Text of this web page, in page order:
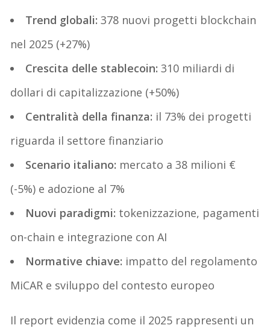
Trend globali: 378 nuovi progetti blockchain
nel 2025 (+27%)
Crescita delle stablecoin: 310 miliardi di
dollari di capitalizzazione (+50%)
Centralità della finanza: il 73% dei progetti
riguarda il settore finanziario
Scenario italiano: mercato a 38 milioni €
(-5%) e adozione al 7%
Nuovi paradigmi: tokenizzazione, pagamenti
on-chain e integrazione con AI
Normative chiave: impatto del regolamento
MiCAR e sviluppo del contesto europeo
Il report evidenzia come il 2025 rappresenti un